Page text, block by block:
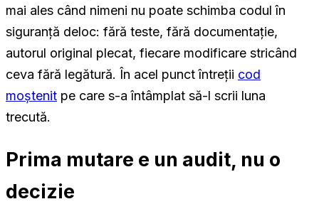
mai ales când nimeni nu poate schimba codul în
siguranță deloc: fără teste, fără documentație,
autorul original plecat, fiecare modificare stricând
ceva fără legătură. În acel punct întreții cod
moștenit pe care s-a întâmplat să-l scrii luna
trecută.
Prima mutare e un audit, nu o
decizie